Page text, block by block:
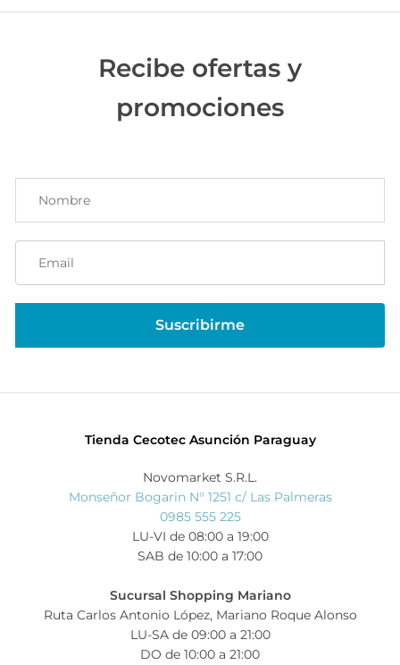
Recibe ofertas y
promociones
Tienda Cecotec Asunción Paraguay
Novomarket S.R.L.
Monseñor Bogarin N° 1251 c/ Las Palmeras
0985 555 225
LU-VI de 08:00 a 19:00
SAB de 10:00 a 17:00
Sucursal Shopping Mariano
Ruta Carlos Antonio López, Mariano Roque Alonso
LU-SA de 09:00 a 21:00
DO de 10:00 a 21:00